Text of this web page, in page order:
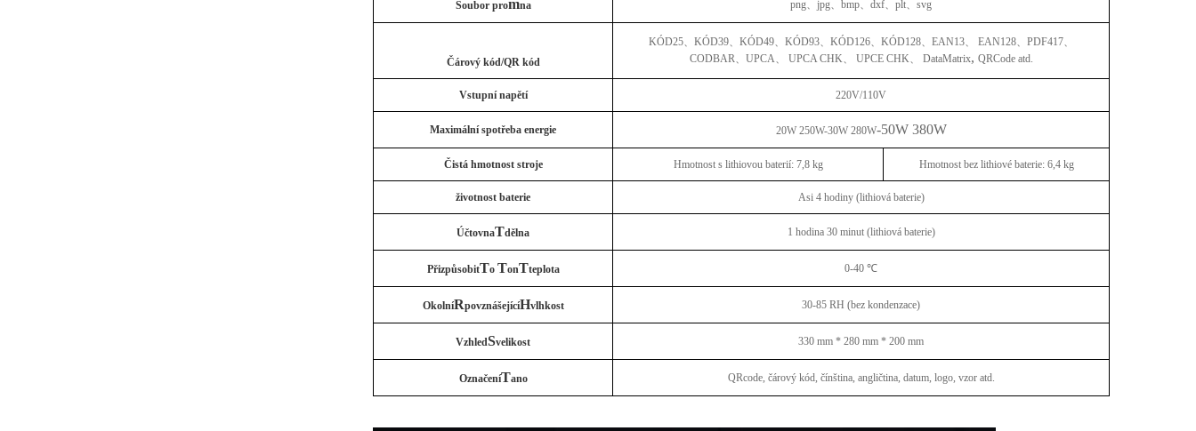
Soubor promna png、 jpg、 bmp、 dxf、 plt、 svg
Čárový kód/QR kód
KÓD25、 KÓD39、 KÓD49、 KÓD93、 KÓD126、 KÓD128、 EAN13、 EAN128、 PDF417、
CODBAR、 UPCA、 UPCA CHK、 UPCE CHK、 DataMatrix, QRCode atd.
Vstupní napětí 220V/110V
Maximální spotřeba energie 20W 250W-30W 280W-50W 380W
Čistá hmotnost stroje Hmotnost s lithiovou baterií: 7,8 kg Hmotnost bez lithiové baterie: 6,4 kg
životnost baterie Asi 4 hodiny (lithiová baterie)
ÚčtovnaTdělna 1 hodina 30 minut (lithiová baterie)
PřizpůsobitTo TonTteplota 0-40 ℃
OkolníRpovznášejícíHvlhkost 30-85 RH (bez kondenzace)
VzhledSvelikost 330 mm * 280 mm * 200 mm
OznačeníTano QRcode, čárový kód, čínština, angličtina, datum, logo, vzor atd.